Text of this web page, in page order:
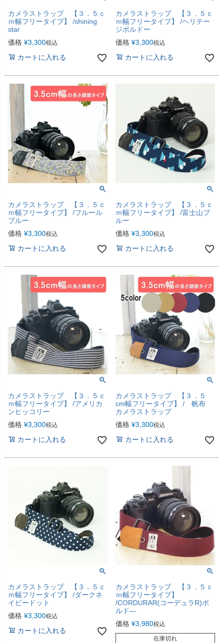
カメラストラップ 【３．５ｃ
ｍ幅フリータイプ】 /shining
star
価格 ¥3,300税込
カートに入れる
カメラストラップ 【３．５ｃ
ｍ幅フリータイプ】 /ヘリテー
ジボルドー
価格 ¥3,300税込
カートに入れる
カメラストラップ 【３．５ｃ
ｍ幅フリータイプ】 /フルール
ブルー
価格 ¥3,300税込
カートに入れる
カメラストラップ 【３．５ｃ
ｍ幅フリータイプ】 /富士山ブ
ルー
価格 ¥3,300税込
カートに入れる
カメラストラップ 【３．５ｃ
ｍ幅フリータイプ】 /アメリカ
ンヒッコリー
価格 ¥3,300税込
カートに入れる
カメラストラップ 【３．５
cm幅フリータイプ】 / 帆布
カメラストラップ
価格 ¥3,300税込
カートに入れる
カメラストラップ 【３．５ｃ
ｍ幅フリータイプ】 /ダークネ
イビードット
価格 ¥3,300税込
カートに入れる
カメラストラップ 【３．５ｃ
ｍ幅フリータイプ】
/CORDURAR(コーデュラR)ボ
ルド―
価格 ¥3,980税込
在庫切れ